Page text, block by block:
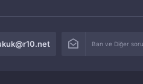
Ban ve Diğer